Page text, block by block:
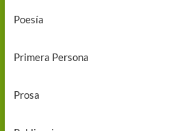
Poesía
Primera Persona
Prosa